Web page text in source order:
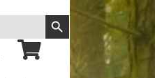
Zoekknop